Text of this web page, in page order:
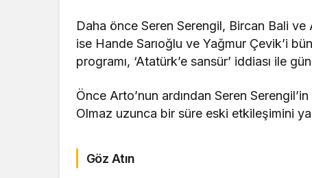
Daha önce Seren Serengil, Bircan Bali
ise Hande Sarıoğlu ve Yağmur Çevik’i
programı, ‘Atatürk’e sansür’ iddiası ile
Önce Arto’nun ardından Seren
Olmaz uzunca bir süre eski etkileşimini
Göz Atın